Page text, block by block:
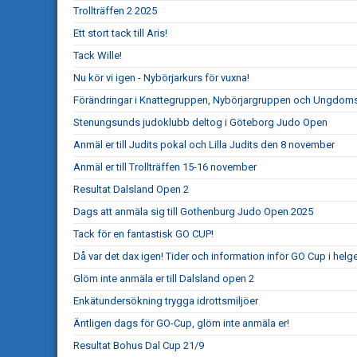
Trollträffen 2 2025
Ett stort tack till Aris!
Tack Wille!
Nu kör vi igen - Nybörjarkurs för vuxna!
Förändringar i Knattegruppen, Nybörjargruppen och
Stenungsunds judoklubb deltog i Göteborg Judo Open
Anmäl er till Judits pokal och Lilla Judits den 8 november
Anmäl er till Trollträffen 15-16 november
Resultat Dalsland Open 2
Dags att anmäla sig till Gothenburg Judo Open 2025
Tack för en fantastisk GO CUP!
Då var det dax igen! Tider och information inför GO Cup i
Glöm inte anmäla er till Dalsland open 2
Enkätundersökning trygga idrottsmiljöer
Äntligen dags för GO-Cup, glöm inte anmäla er!
Resultat Bohus Dal Cup 21/9